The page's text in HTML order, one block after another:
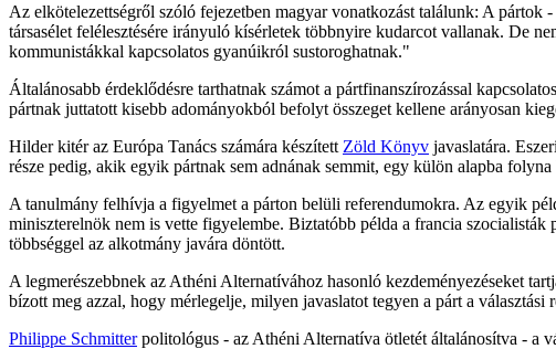
Az elkötelezettségről szóló fejezetben magyar vonatkozást találunk: A
társasélet felélesztésére irányuló kísérletek többnyire kudarcot vallanak. De
kommunistákkal kapcsolatos gyanúikról sustoroghatnak."
Általánosabb érdeklődésre tarthatnak számot a pártfinanszírozással
pártnak juttatott kisebb adományokból befolyt összeget kellene arányosan
Hilder kitér az Európa Tanács számára készített Zöld Könyv javaslatára.
része pedig, akik egyik pártnak sem adnának semmit, egy külön alapba
A tanulmány felhívja a figyelmet a párton belüli referendumokra. Az egyik
miniszterelnök nem is vette figyelembe. Biztatóbb példa a francia
többséggel az alkotmány javára döntött.
A legmerészebbnek az Athéni Alternatívához hasonló kezdeményezéseket
bízott meg azzal, hogy mérlegelje, milyen javaslatot tegyen a párt a választási
Philippe Schmitterpolitológus - az Athéni Alternatíva ötletét általánosítva - a